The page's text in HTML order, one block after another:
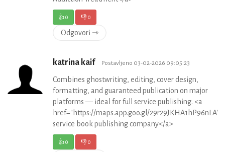
👍0 👎0
Odgovori ⇾
katrina kaif Postavljeno 03-02-2026 09:05:23
Combines ghostwriting, editing, cover design,
formatting, and guaranteed publication on major
platforms — ideal for full service publishing. <a
href="https://maps.app.goo.gl/
service book publishing company</a>
👍0 👎0